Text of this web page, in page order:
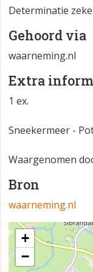
Determinatie
Gehoord via
waarneming.nl
Extra
1 ex.
Sneekermeer -
Waargenomen
Bron
waarneming.nl
+
−